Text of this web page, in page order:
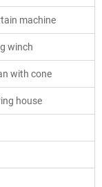
machine
winch
with cone
house